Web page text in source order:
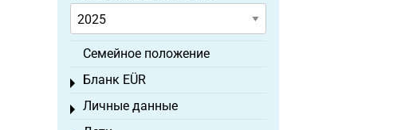
Семейное положение
Бланк EÜR
Toggle menu
Личные данные
Toggle menu